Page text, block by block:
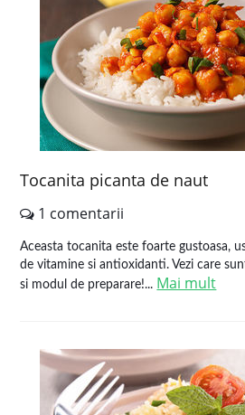
Tocanita picanta de naut
1 comentarii
Aceasta tocanita este foarte gustoasa,
de vitamine si antioxidanti. Vezi care
si modul de preparare!... Mai mult